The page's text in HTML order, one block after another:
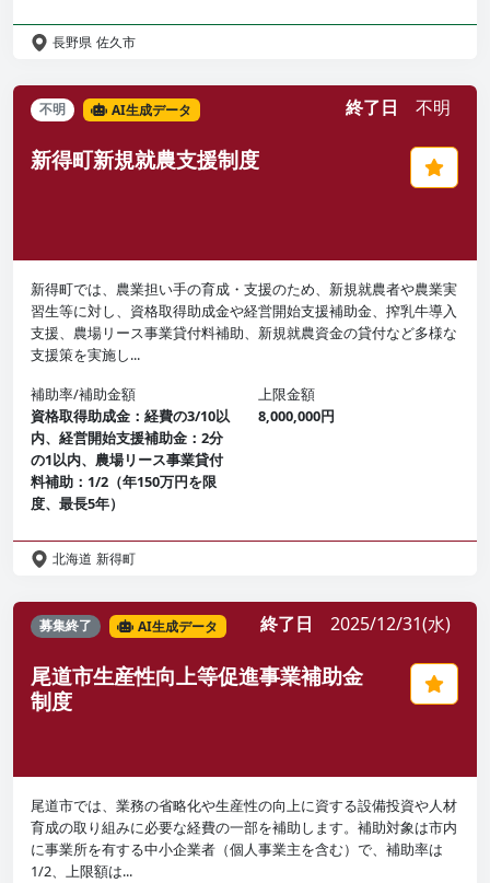
長野県 佐久市
不明 AI生成データ 終了日 不明
新得町新規就農支援制度
新得町では、農業担い手の育成・支援のため、新規就農者や農業実
習生等に対し、資格取得助成金や経営開始支援補助金、搾乳牛導入
支援、農場リース事業貸付料補助、新規就農資金の貸付など多様な
支援策を実施し...
補助率/補助金額
資格取得助成金：経費の3/10以
内、経営開始支援補助金：2分
の1以内、農場リース事業貸付
料補助：1/2（年150万円を限
度、最長5年）
上限金額
8,000,000円
北海道 新得町
募集終了 AI生成データ 終了日 2025/12/31(水)
尾道市生産性向上等促進事業補助金
制度
尾道市では、業務の省略化や生産性の向上に資する設備投資や人材
育成の取り組みに必要な経費の一部を補助します。補助対象は市内
に事業所を有する中小企業者（個人事業主を含む）で、補助率は
1/2、上限額は...